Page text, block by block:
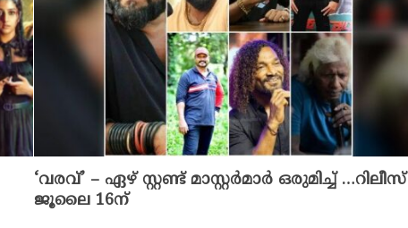
‘വരവ്’ – ഏഴ് സ്റ്റണ്ട് മാസ്റ്റർമാർ ഒരുമിച്ച് …റിലീസ്
ജൂലൈ 16ന്